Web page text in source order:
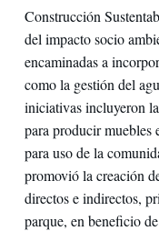
Construcción
del impacto socio
encaminadas a
como la gestión del
iniciativas incluyeron
para producir muebles
para uso de la
promovió la creación
directos e indirectos,
parque, en beneficio